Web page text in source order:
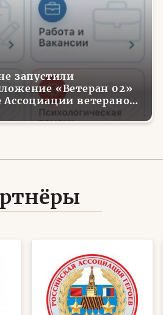
запустили
«Ветеран 02»
ветеранов